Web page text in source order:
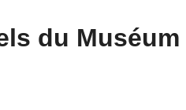
du Muséum